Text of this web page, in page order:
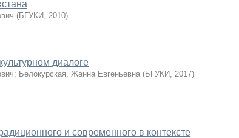
(БГУКИ, 2010)
диалоге
; Белокурская, Жанна Евгеньевна (БГУКИ, 2017)
и современного в контексте